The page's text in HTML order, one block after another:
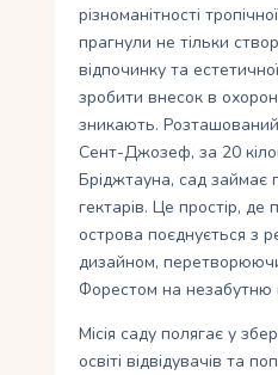
різноманітності
прагнули не тільки
відпочинку та
зробити внесок в
зникають.
Сент-Джозеф, за 20
Бріджтауна, сад займає
гектарів. Це простір,
острова поєднується з
дизайном,
Форестом на незабутню
Місія саду полягає у
освіті відвідувачів та